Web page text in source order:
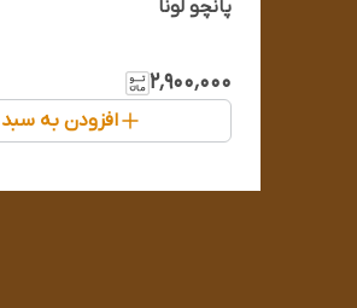
پانچو لونا
۲٬۹۰۰٬۰۰۰
افزودن به سبد